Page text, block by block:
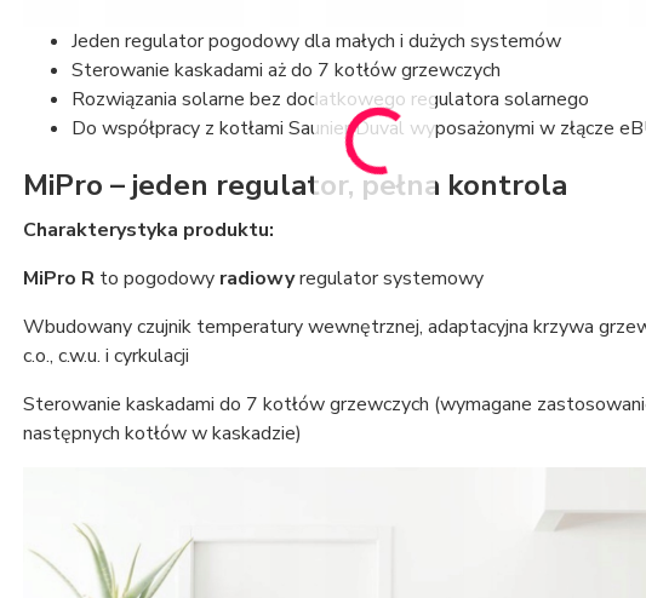
Jeden regulator pogodowy dla małych i dużych systemów
Sterowanie kaskadami aż do 7 kotłów grzewczych
Rozwiązania solarne bez dodatkowego regulatora solarnego
Do współpracy z kotłami Saunier Duval wyposażonymi w złącze
MiPro – jeden regulator, pełna kontrola
Charakterystyka produktu:
MiPro Rto pogodowy radiowyregulator systemowy
Wbudowany czujnik temperatury wewnętrznej, adaptacyjna krzywa
c.o., c.w.u. i cyrkulacji
Sterowanie kaskadami do 7 kotłów grzewczych (wymagane
następnych kotłów w kaskadzie)